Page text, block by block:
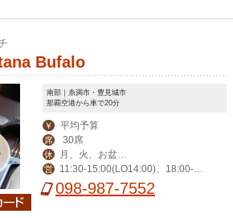
Bufalo
南部｜糸満市・豊見城市
那覇空港から車で20分
￥ 平均予算
席 30席
休
年末年始、その他不
定休
営
11:30-15:00(LO14:00)、18:00-2
3:00(LO22:00)、日曜日は22:00(LO2
098-987-7552